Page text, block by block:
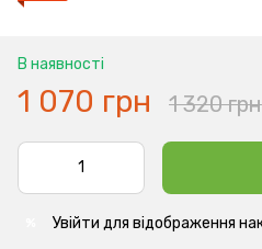
В наявності
1 070 грн 1 320 грн
Увійти для відображення